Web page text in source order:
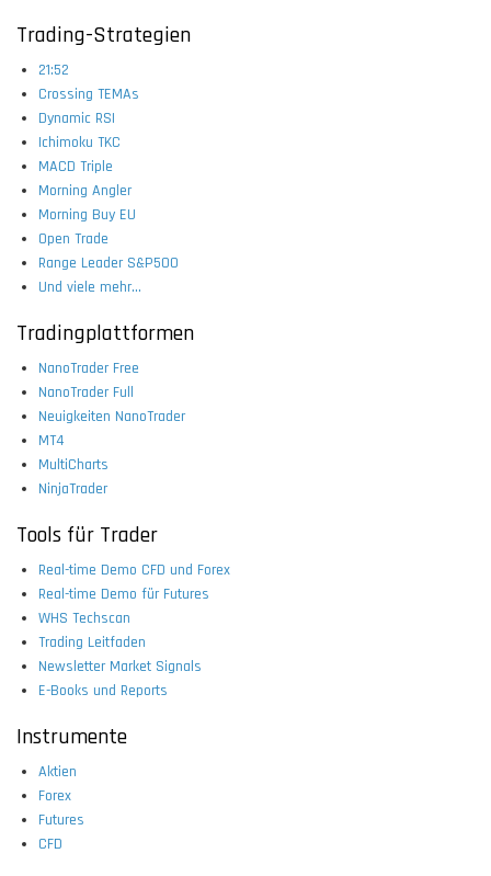
Trading-Strategien
21:52
Crossing TEMAs
Dynamic RSI
Ichimoku TKC
MACD Triple
Morning Angler
Morning Buy EU
Open Trade
Range Leader S&P500
Und viele mehr...
Tradingplattformen
NanoTrader Free
NanoTrader Full
Neuigkeiten NanoTrader
MT4
MultiCharts
NinjaTrader
Tools für Trader
Real-time Demo CFD und Forex
Real-time Demo für Futures
WHS Techscan
Trading Leitfaden
Newsletter Market Signals
E-Books und Reports
Instrumente
Aktien
Forex
Futures
CFD